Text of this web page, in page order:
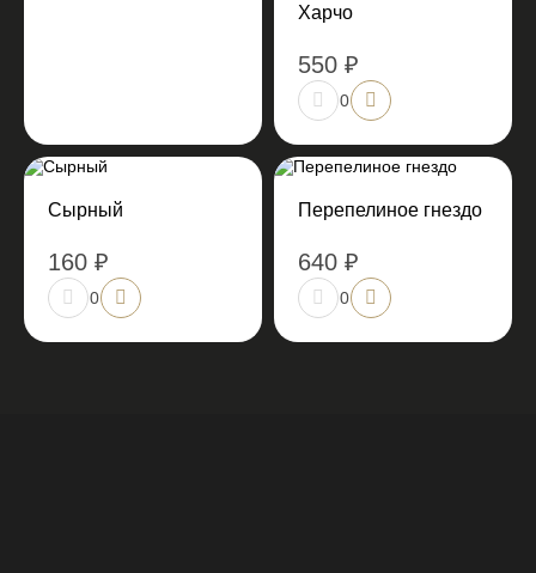
Харчо
550 ₽
0
Сырный
160 ₽
0
Перепелиное гнездо
640 ₽
0